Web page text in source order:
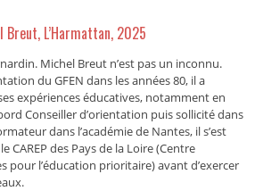
L’Harmattan, 2025
Michel Breut n’est pas un inconnu.
du GFEN dans les années 80, il a
expériences éducatives, notamment en
Conseiller d’orientation puis sollicité dans
dans l’académie de Nantes, il s’est
des Pays de la Loire (Centre
pour l’éducation prioritaire) avant d’exercer